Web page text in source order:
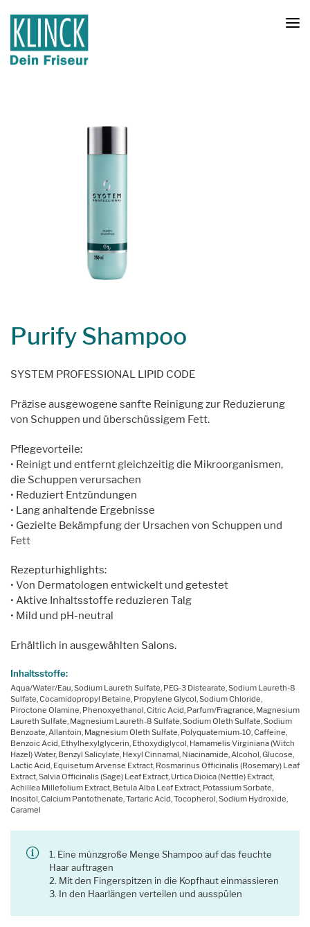
Purify Shampoo
SYSTEM PROFESSIONAL LIPID CODE
Präzise ausgewogene sanfte Reinigung zur Reduzierung
von Schuppen und überschüssigem Fett.
Pflegevorteile:
• Reinigt und entfernt gleichzeitig die Mikroorganismen,
die Schuppen verursachen
• Reduziert Entzündungen
• Lang anhaltende Ergebnisse
• Gezielte Bekämpfung der Ursachen von Schuppen und
Fett
Rezepturhighlights:
• Von Dermatologen entwickelt und getestet
• Aktive Inhaltsstoffe reduzieren Talg
• Mild und pH-neutral
Erhältlich in ausgewählten Salons.
Inhaltsstoffe:
Aqua/Water/Eau, Sodium Laureth Sulfate, PEG-3 Distearate, Sodium Laureth-8
Sulfate, Cocamidopropyl Betaine, Propylene Glycol, Sodium Chloride,
Piroctone Olamine, Phenoxyethanol, Citric Acid, Parfum/Fragrance, Magnesium
Laureth Sulfate, Magnesium Laureth-8 Sulfate, Sodium Oleth Sulfate, Sodium
Benzoate, Allantoin, Magnesium Oleth Sulfate, Polyquaternium-10, Caffeine,
Benzoic Acid, Ethylhexylglycerin, Ethoxydiglycol, Hamamelis Virginiana (Witch
Hazel) Water, Benzyl Salicylate, Hexyl Cinnamal, Niacinamide, Alcohol, Glucose,
Lactic Acid, Equisetum Arvense Extract, Rosmarinus Officinalis (Rosemary) Leaf
Extract, Salvia Officinalis (Sage) Leaf Extract, Urtica Dioica (Nettle) Extract,
Achillea Millefolium Extract, Betula Alba Leaf Extract, Potassium Sorbate,
Inositol, Calcium Pantothenate, Tartaric Acid, Tocopherol, Sodium Hydroxide,
Caramel
1. Eine münzgroße Menge Shampoo auf das feuchte
Haar auftragen
2. Mit den Fingerspitzen in die Kopfhaut einmassieren
3. In den Haarlängen verteilen und ausspülen